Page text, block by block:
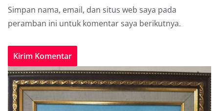
Simpan nama, email, dan situs web saya pada
peramban ini untuk komentar saya berikutnya.